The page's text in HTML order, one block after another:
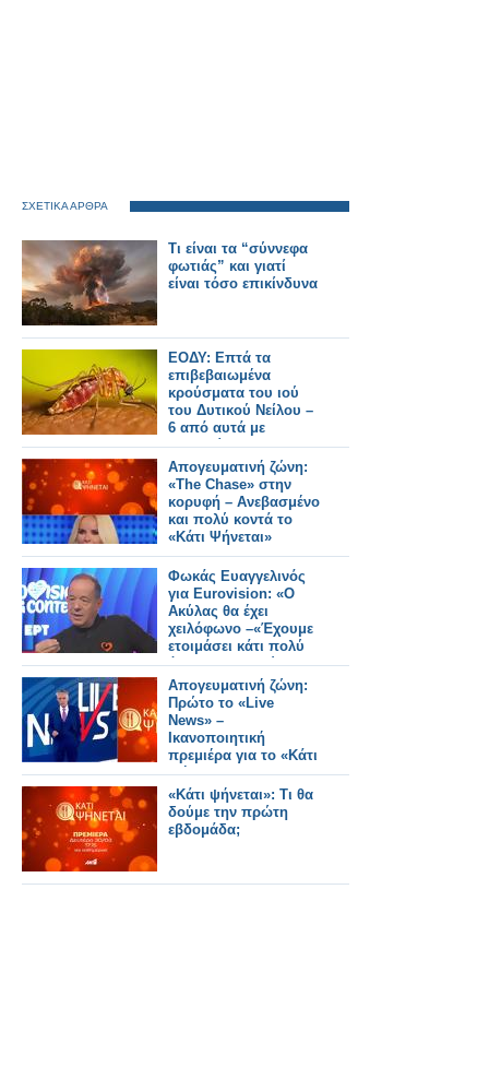
ΣΧΕΤΙΚΑ ΑΡΘΡΑ
Τι είναι τα “σύννεφα
φωτιάς” και γιατί
είναι τόσο επικίνδυνα
ΕΟΔΥ: Επτά τα
επιβεβαιωμένα
κρούσματα του ιού
του Δυτικού Νείλου –
6 από αυτά με
νοσηλεία
Απογευματινή ζώνη:
«The Chase» στην
κορυφή – Ανεβασμένο
και πολύ κοντά το
«Κάτι Ψήνεται»
Φωκάς Ευαγγελινός
για Eurovision: «Ο
Ακύλας θα έχει
χειλόφωνο –«Έχουμε
ετοιμάσει κάτι πολύ
όμορφο – ο Ακύλας
είναι πανέτοιμος»
Απογευματινή ζώνη:
Πρώτο το «Live
News» –
Ικανοποιητική
πρεμιέρα για το «Κάτι
Ψήνεται»
«Κάτι ψήνεται»: Τι θα
δούμε την πρώτη
εβδομάδα;